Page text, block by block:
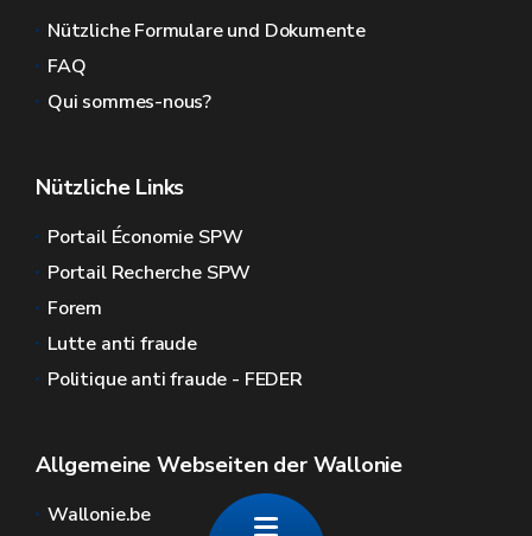
Nützliche Formulare und Dokumente
FAQ
Qui sommes-nous?
Nützliche Links
Portail Économie SPW
Portail Recherche SPW
Forem
Lutte anti fraude
Politique anti fraude - FEDER
Allgemeine Webseiten der Wallonie
Wallonie.be